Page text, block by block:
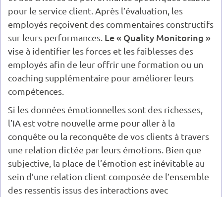
pour le service client. Après l’évaluation, les
employés reçoivent des commentaires constructifs
sur leurs performances. Le « Quality Monitoring »
vise à identifier les forces et les faiblesses des
employés afin de leur offrir une formation ou un
coaching supplémentaire pour améliorer leurs
compétences.
Si les données émotionnelles sont des richesses,
l’IA est votre nouvelle arme pour aller à la
conquête ou la reconquête de vos clients à travers
une relation dictée par leurs émotions. Bien que
subjective, la place de l’émotion est inévitable au
sein d’une relation client composée de l’ensemble
des ressentis issus des interactions avec